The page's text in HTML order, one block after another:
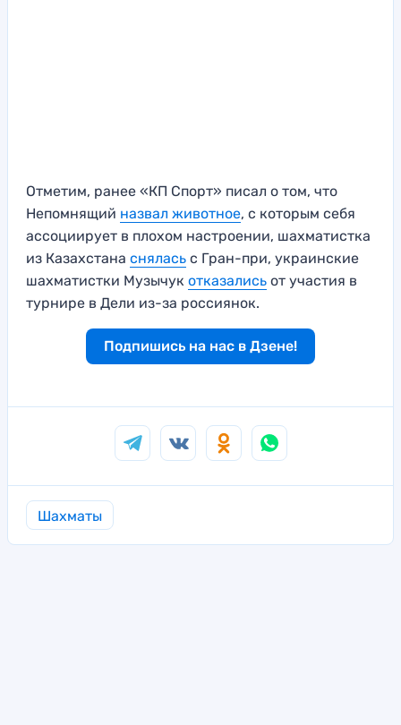
Отметим, ранее «КП Спорт» писал о том, что
Непомнящий назвал животное, с которым себя
ассоциирует в плохом настроении, шахматистка
из Казахстана снялась с Гран-при, украинские
шахматистки Музычук отказались от участия в
турнире в Дели из-за россиянок.
Подпишись на нас в Дзене!
Шахматы